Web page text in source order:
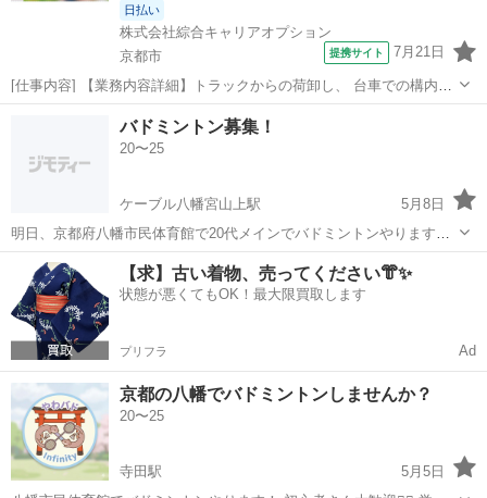
日払い
株式会社綜合キャリアオプション
京都市
提携サイト 7月21日
[仕事内容] 【業務内容詳細】トラックからの荷卸し、 台車での構内運
搬、 選別作業のみ【取扱製品情報】医療品廃棄物 。＋お仕事探しはコ
ンシェルスタッフにおまかせ＋。 あなたのお仕事探しをしっかりサポ
ート！ たとえば… 「...
工場
バドミントン募集！
20〜25
ケーブル八幡宮山上駅
5月8日
明日、京都府八幡市民体育館で20代メインでバドミントンやります。
経験、未経験男女問わず 12から15時、1部2部で各500円です。 人数残
り2名募集です！
京都 ケーブル八幡宮山上駅 バドミントン
体育館
【求】古い着物、売ってください👘✨
状態が悪くてもOK！最大限買取します
プリフラ Ad
京都の八幡でバドミントンしませんか？
20〜25
寺田駅
5月5日